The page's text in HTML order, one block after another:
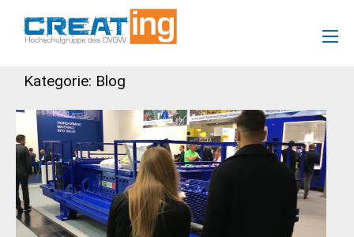
Kategorie: Blog